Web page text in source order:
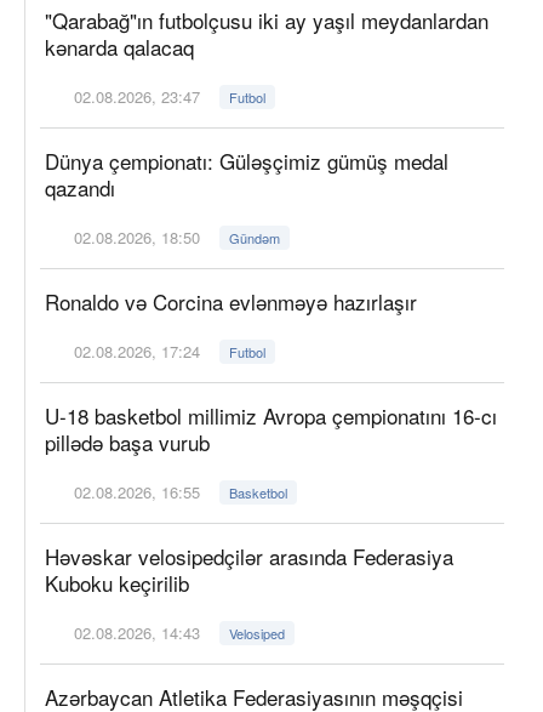
"Qarabağ"ın futbolçusu iki ay yaşıl meydanlardan
kənarda qalacaq
02.08.2026, 23:47 Futbol
Dünya çempionatı: Güləşçimiz gümüş medal
qazandı
02.08.2026, 18:50 Gündəm
Ronaldo və Corcina evlənməyə hazırlaşır
02.08.2026, 17:24 Futbol
U-18 basketbol millimiz Avropa çempionatını 16-cı
pillədə başa vurub
02.08.2026, 16:55 Basketbol
Həvəskar velosipedçilər arasında Federasiya
Kuboku keçirilib
02.08.2026, 14:43 Velosiped
Azərbaycan Atletika Federasiyasının məşqçisi